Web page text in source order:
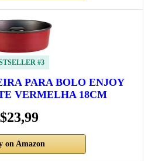
#3
PARA BOLO ENJOY
VERMELHA 18CM
on Amazon